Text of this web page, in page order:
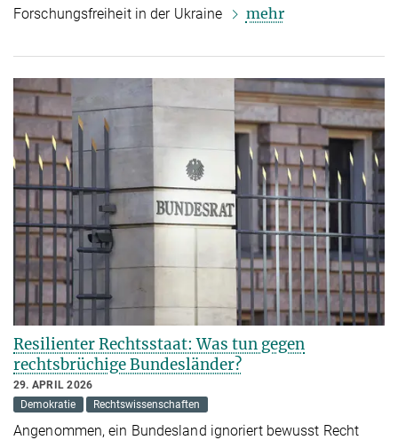
Forschungsfreiheit in der Ukraine
mehr
Resilienter Rechtsstaat: Was tun gegen
rechtsbrüchige Bundesländer?
29. APRIL 2026
Demokratie
Rechtswissenschaften
Angenommen, ein Bundesland ignoriert bewusst Recht